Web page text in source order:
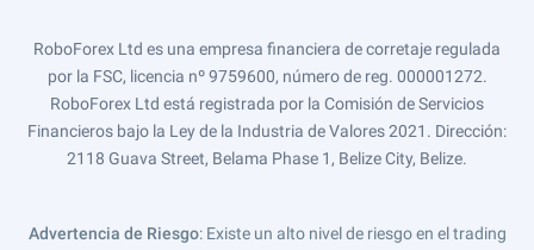
RoboForex Ltd es una empresa financiera de corretaje regulada
por la FSC, licencia nº 9759600, número de reg. 000001272.
RoboForex Ltd está registrada por la Comisión de Servicios
Financieros bajo la Ley de la Industria de Valores 2021. Dirección:
2118 Guava Street, Belama Phase 1, Belize City, Belize.
Advertencia de Riesgo: Existe un alto nivel de riesgo en el trading